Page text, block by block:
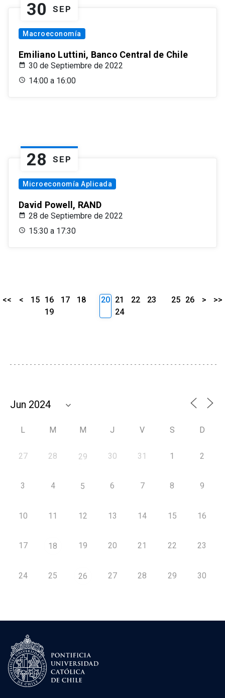
30 SEP
Macroeconomía
Emiliano Luttini, Banco Central de Chile
30 de Septiembre de 2022
14:00 a 16:00
28 SEP
Microeconomía Aplicada
David Powell, RAND
28 de Septiembre de 2022
15:30 a 17:30
<< < 15 16 17
18
19
20 21 22
23
24
25 26 > >>
L M M J V S D
27 28 29 30 31 1 2
3 4 5 6 7 8 9
10 11 12 13 14 15 16
17 18 19 20 21 22 23
24 25 26 27 28 29 30